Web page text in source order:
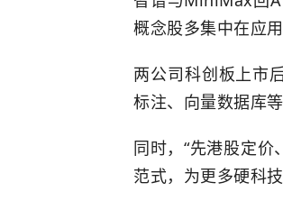
概念股多集中在应
两公司科创板上市
标注、向量数据库
同时，“先港股定
范式，为更多硬科